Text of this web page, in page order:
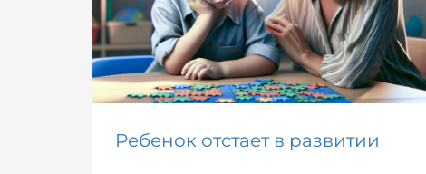
Ребенок отстает в развитии